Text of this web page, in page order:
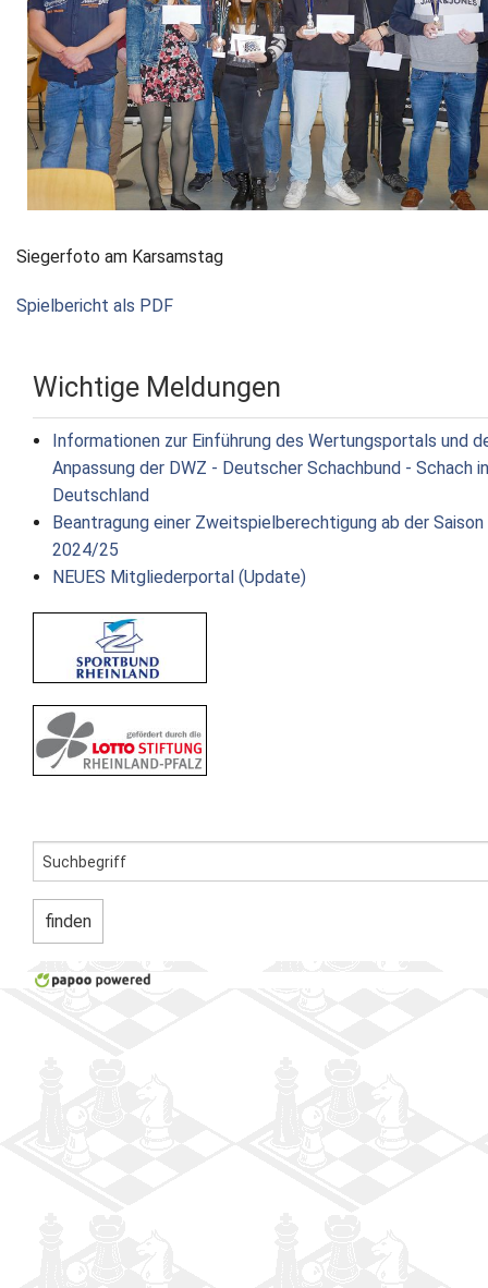
Siegerfoto am Karsamstag
Spielbericht als PDF
Wichtige Meldungen
Informationen zur Einführung des Wertungsportals und
Anpassung der DWZ - Deutscher Schachbund - Schach in
Deutschland
Beantragung einer Zweitspielberechtigung ab der Saison
2024/25
NEUES Mitgliederportal (Update)